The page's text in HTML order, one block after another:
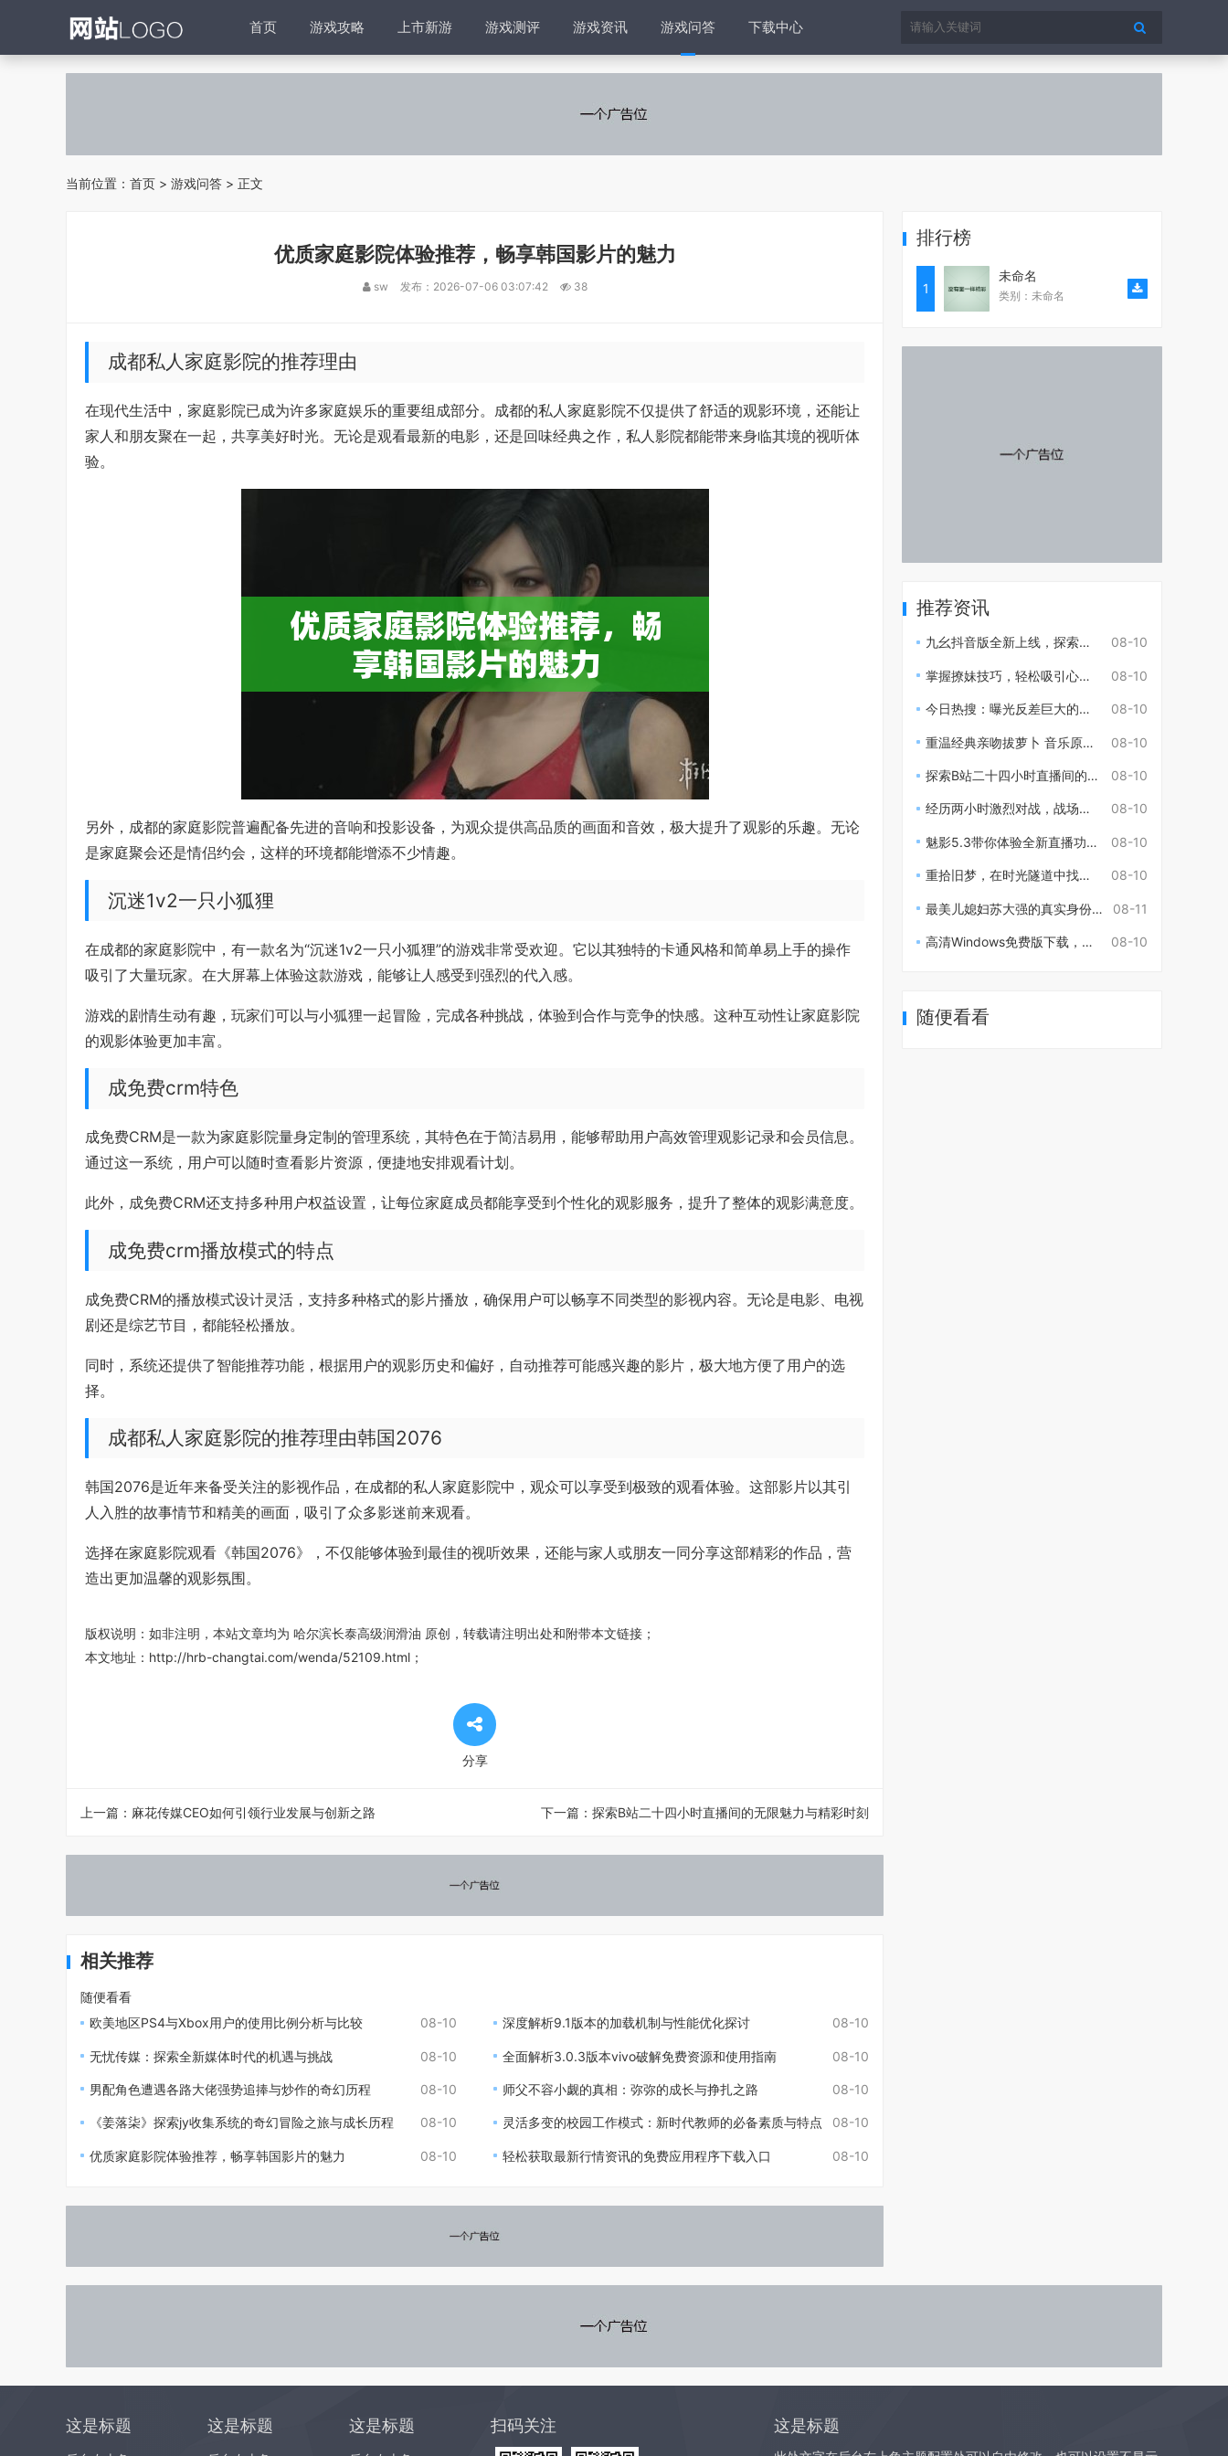
首页 游戏攻略 上市新游 游戏测评 游戏资讯 游戏问答 下载中心
当前位置： 首页 > 游戏问答 > 正文
优质家庭影院体验推荐，畅享韩国影片的魅力
sw 发布：2026-07-06 03:07:42 38
成都私人家庭影院的推荐理由
在现代生活中，家庭影院已成为许多家庭娱乐的重要组成部分。成都的私人家庭影院不仅提供了舒适的观影环境，还能让
家人和朋友聚在一起，共享美好时光。无论是观看最新的电影，还是回味经典之作，私人影院都能带来身临其境的视听体
验。
另外，成都的家庭影院普遍配备先进的音响和投影设备，为观众提供高品质的画面和音效，极大提升了观影的乐趣。无论
是家庭聚会还是情侣约会，这样的环境都能增添不少情趣。
沉迷1v2一只小狐狸
在成都的家庭影院中，有一款名为“沉迷1v2一只小狐狸”的游戏非常受欢迎。它以其独特的卡通风格和简单易上手的操作
吸引了大量玩家。在大屏幕上体验这款游戏，能够让人感受到强烈的代入感。
游戏的剧情生动有趣，玩家们可以与小狐狸一起冒险，完成各种挑战，体验到合作与竞争的快感。这种互动性让家庭影院
的观影体验更加丰富。
成免费crm特色
成免费CRM是一款为家庭影院量身定制的管理系统，其特色在于简洁易用，能够帮助用户高效管理观影记录和会员信息。
通过这一系统，用户可以随时查看影片资源，便捷地安排观看计划。
此外，成免费CRM还支持多种用户权益设置，让每位家庭成员都能享受到个性化的观影服务，提升了整体的观影满意度。
成免费crm播放模式的特点
成免费CRM的播放模式设计灵活，支持多种格式的影片播放，确保用户可以畅享不同类型的影视内容。无论是电影、电视
剧还是综艺节目，都能轻松播放。
同时，系统还提供了智能推荐功能，根据用户的观影历史和偏好，自动推荐可能感兴趣的影片，极大地方便了用户的选
择。
成都私人家庭影院的推荐理由韩国2076
韩国2076是近年来备受关注的影视作品，在成都的私人家庭影院中，观众可以享受到极致的观看体验。这部影片以其引
人入胜的故事情节和精美的画面，吸引了众多影迷前来观看。
选择在家庭影院观看《韩国2076》，不仅能够体验到最佳的视听效果，还能与家人或朋友一同分享这部精彩的作品，营
造出更加温馨的观影氛围。
版权说明：如非注明，本站文章均为 哈尔滨长泰高级润滑油 原创，转载请注明出处和附带本文链接；
本文地址： http://hrb-changtai.com/wenda/52109.html ；
分享
上一篇： 麻花传媒CEO如何引领行业发展与创新之路 下一篇： 探索B站二十四小时直播间的无限魅力与精彩时刻
相关推荐
随便看看
08-10
欧美地区PS4与Xbox用户的使用比例分析与比较 08-10
深度解析9.1版本的加载机制与性能优化探讨
08-10
无忧传媒：探索全新媒体时代的机遇与挑战 08-10
全面解析3.0.3版本vivo破解免费资源和使用指南
08-10
男配角色遭遇各路大佬强势追捧与炒作的奇幻历程 08-10
师父不容小觑的真相：弥弥的成长与挣扎之路
08-10
《姜落柒》探索jy收集系统的奇幻冒险之旅与成长历程 08-10
灵活多变的校园工作模式：新时代教师的必备素质与特点
08-10
优质家庭影院体验推荐，畅享韩国影片的魅力 08-10
轻松获取最新行情资讯的免费应用程序下载入口
排行榜
1
未命名
类别：未命名
推荐资讯
08-10
九幺抖音版全新上线，探索更精彩的短视频创作体验
08-10
掌握撩妹技巧，轻松吸引心仪对象的必看视频指南
08-10
今日热搜：曝光反差巨大的明星吃瓜事件全记录
08-10
重温经典亲吻拔萝卜 音乐原声带给人无限回忆
08-10
探索B站二十四小时直播间的无限魅力与精彩时刻
08-10
经历两小时激烈对战，战场瞬息万变究竟谁胜谁负
08-10
魅影5.3带你体验全新直播功能与精彩互动
08-10
重拾旧梦，在时光隧道中找回失去的爱情与希望
08-11
最美儿媳妇苏大强的真实身份揭秘与背后的故事
08-10
高清Windows免费版下载，全新体验帮你畅游电脑生活
随便看看
这是标题 这是标题 这是标题 扫码关注 这是标题